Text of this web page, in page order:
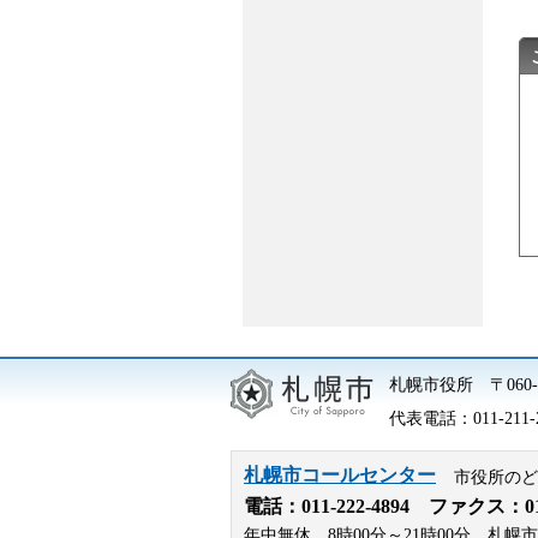
札幌市役所 〒
代表電話： 011-
札幌市コールセンター 市役所の
電話： 011-222-4894 ファクス：
年中無休、8時00分～21時00分。札幌